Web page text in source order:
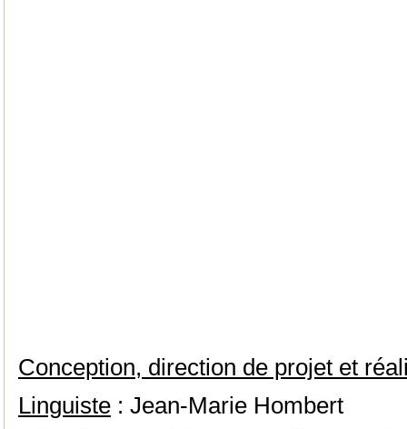
Conception, direction de projet et
Linguiste : Jean-Marie Hombert